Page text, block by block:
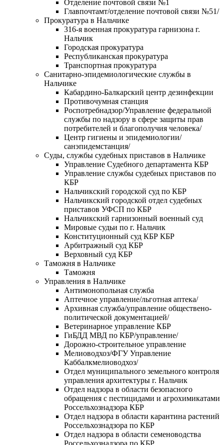
Отделение почтовой связи №1
Главпочтамт/отделение почтовой связи №51/
Прокуратура в Нальчике
316-я военная прокуратура гарнизона г.
Нальчик
Городская прокуратура
Республиканская прокуратура
Транспортная прокуратура
Санитарно-эпидемиологические службы в
Нальчике
Кабардино-Балкарский центр дезинфекции
Противочумная станция
Роспотребнадзор/Управление федеральной
службы по надзору в сфере защиты прав
потребителей и благополучия человека/
Центр гигиены и эпидемиологии/
санэпидемстанция/
Суды, службы судебных приставов в Нальчике
Управление Судебного департамента КБР
Управление службы судебных приставов по
КБР
Нальчикский городской суд по КБР
Нальчикский городской отдел судебных
приставов УФСП по КБР
Нальчикский гарнизонный военный суд
Мировые судьи по г. Нальчик
Конституционный суд КБР КБР
Арбитражный суд КБР
Верховный суд КБР
Таможня в Нальчике
Таможня
Управления в Нальчике
Антимонопольная служба
Аптечное управление/льготная аптека/
Архивная служба/управление обществено-
политической документацией/
Ветеринарное управление КБР
ГиБДД МВД по КБР/управление/
Дорожно-строительное управление
Мелиоводхоз/ФГУ Управление
Каббалкмелиоводхоз/
Отдел муниципального земельного контроля
управления архитектуры г. Нальчик
Отдел надзора в области безопасного
обращения с пестицидами и агрохимикатами
Россельхознадзора КБР
Отдел надзора в области карантина растений
Россельхознадзора по КБР
Отдел надзора в области семеноводства
Россельхознадзора по КБР